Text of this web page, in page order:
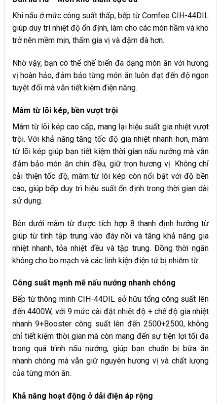
Khi nấu ở mức công suất thấp, bếp từ Comfee CIH-44DIL
giúp duy trì nhiệt độ ổn định, làm cho các món hầm và kho
trở nên mềm mịn, thấm gia vị và đậm đà hơn.
Nhờ vậy, bạn có thể chế biến đa dạng món ăn với hương
vị hoàn hảo, đảm bảo từng món ăn luôn đạt đến độ ngon
tuyệt đối mà vẫn tiết kiệm điện năng.​
Mâm từ lõi kép, bền vượt trội
Mâm từ lõi kép cao cấp, mang lại hiệu suất gia nhiệt vượt
trội. Với khả năng tăng tốc độ gia nhiệt nhanh hơn, mâm
từ lõi kép giúp bạn tiết kiệm thời gian nấu nướng mà vẫn
đảm bảo món ăn chín đều, giữ trọn hương vị. Không chỉ
cải thiện tốc độ, mâm từ lõi kép còn nổi bật với độ bền
cao, giúp bếp duy trì hiệu suất ổn định trong thời gian dài
sử dụng.​
Bên dưới mâm từ được tích hợp 8 thanh định hướng từ
giúp từ tính tập trung vào đáy nồi và tăng khả năng gia
nhiệt nhanh, tỏa nhiệt đều và tập trung. Đồng thời ngăn
không cho bo mạch và các linh kiện điện tử bị nhiễm từ.
Công suất mạnh mẽ​ nấu nướng nhanh chóng
Bếp từ thông minh CIH-44DIL sở hữu tổng công suất lên
đến 4400W, với 9 mức cài đặt nhiệt độ + chế độ gia nhiệt
nhanh 9+Booster công suất lên đến 2500+2500, không
chỉ tiết kiệm thời gian mà còn mang đến sự tiện lợi tối đa
trong quá trình nấu nướng, giúp bạn chuẩn bị bữa ăn
nhanh chóng mà vẫn giữ nguyên hương vị và chất lượng
của từng món ăn.
Khả năng hoạt động ở dải điện áp rộng